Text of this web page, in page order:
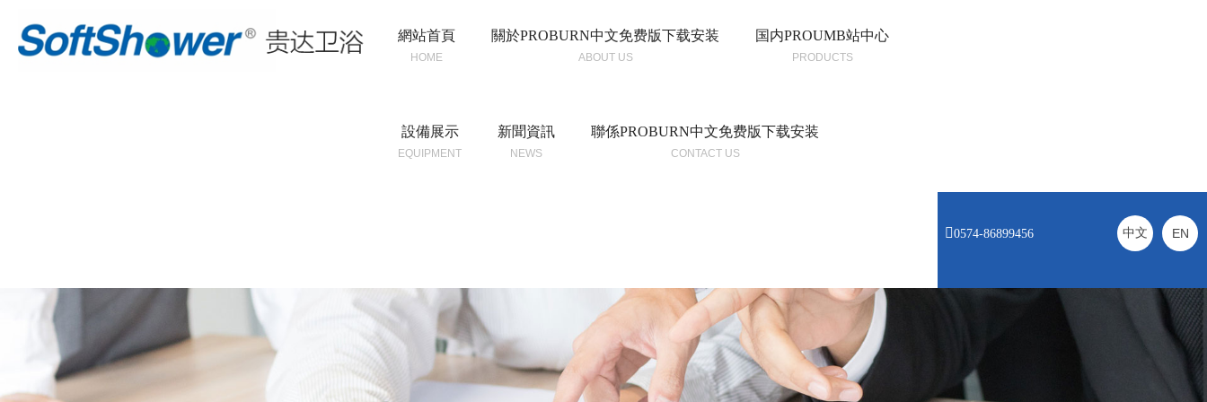
網站首頁
HOME
關於PROBURN中文免费版下载安装
ABOUT US
国内PROUMB站中心
PRODUCTS
設備展示
EQUIPMENT
新聞資訊
NEWS
聯係PROBURN中文免费版下载安装
CONTACT US
EN
中文
0574-86899456